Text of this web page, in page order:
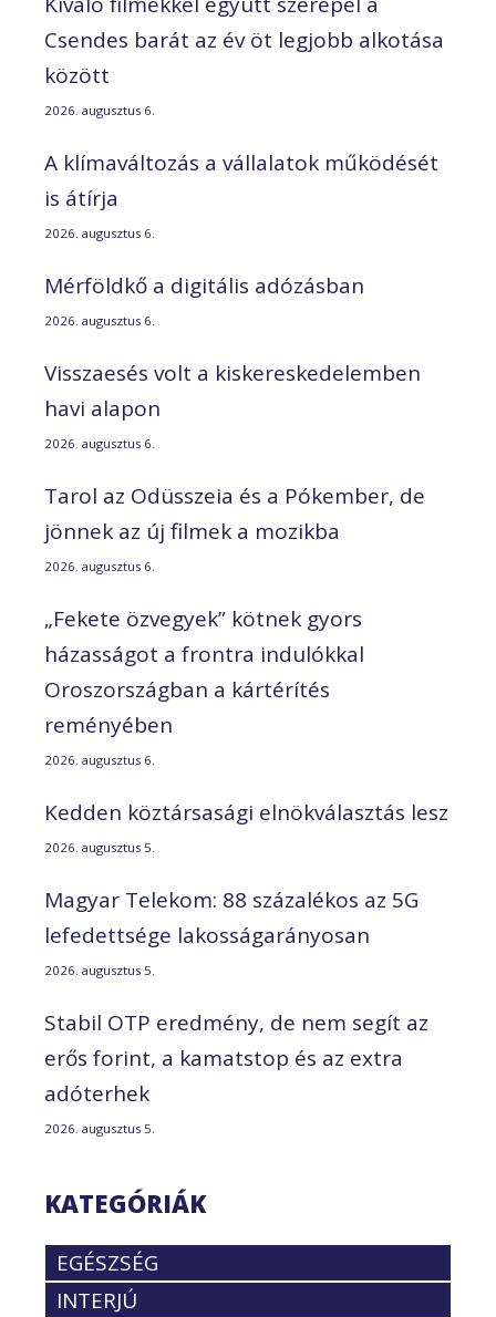
Csendes barát az év öt legjobb alkotása
között
2026. augusztus 6.
A klímaváltozás a vállalatok működését
is átírja
2026. augusztus 6.
Mérföldkő a digitális adózásban
2026. augusztus 6.
Visszaesés volt a kiskereskedelemben
havi alapon
2026. augusztus 6.
Tarol az Odüsszeia és a Pókember, de
jönnek az új filmek a mozikba
2026. augusztus 6.
„Fekete özvegyek” kötnek gyors
házasságot a frontra indulókkal
Oroszországban a kártérítés
reményében
2026. augusztus 6.
Kedden köztársasági elnökválasztás lesz
2026. augusztus 5.
Magyar Telekom: 88 százalékos az 5G
lefedettsége lakosságarányosan
2026. augusztus 5.
Stabil OTP eredmény, de nem segít az
erős forint, a kamatstop és az extra
adóterhek
2026. augusztus 5.
KATEGÓRIÁK
EGÉSZSÉG
INTERJÚ